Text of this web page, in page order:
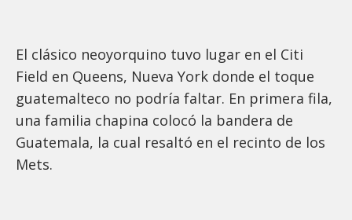
El clásico neoyorquino tuvo lugar en el Citi
Field en Queens, Nueva York donde el toque
guatemalteco no podría faltar. En primera fila,
una familia chapina colocó la bandera de
Guatemala, la cual resaltó en el recinto de los
Mets.